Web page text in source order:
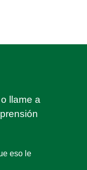
o llame a
eso le